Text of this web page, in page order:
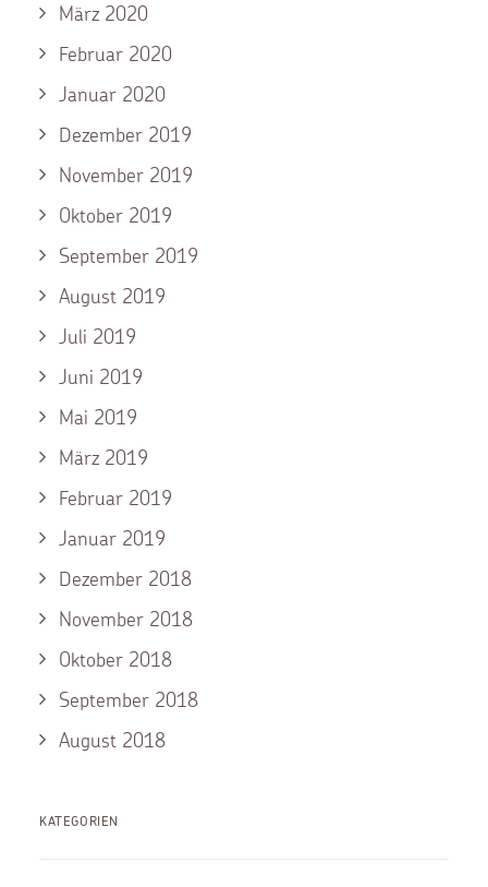
März 2020
Februar 2020
Januar 2020
Dezember 2019
November 2019
Oktober 2019
September 2019
August 2019
Juli 2019
Juni 2019
Mai 2019
März 2019
Februar 2019
Januar 2019
Dezember 2018
November 2018
Oktober 2018
September 2018
August 2018
KATEGORIEN